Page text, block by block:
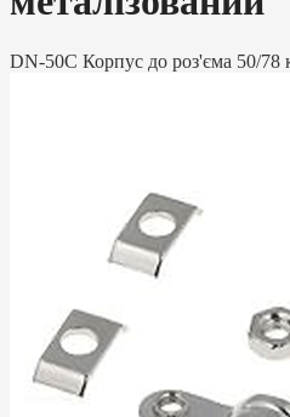
DN-50C Корпус до роз'єма 50/78